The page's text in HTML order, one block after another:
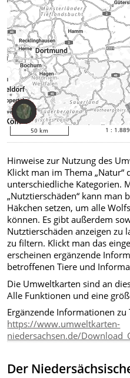
Hinweise zur Nutzung des
Klickt man im Thema „Natur“
unterschiedliche Kategorien.
„Nutztierschäden“ kann man
Häkchen setzen, um alle
können. Es gibt außerdem
Nutztierschäden anzeigen zu
zu filtern. Klickt man das
erscheinen ergänzende
betroffenen Tiere und
Die Umweltkarten sind an
Alle Funktionen und eine
Ergänzende Informationen
https://www.umweltkarten-
niedersachsen.de/
Der